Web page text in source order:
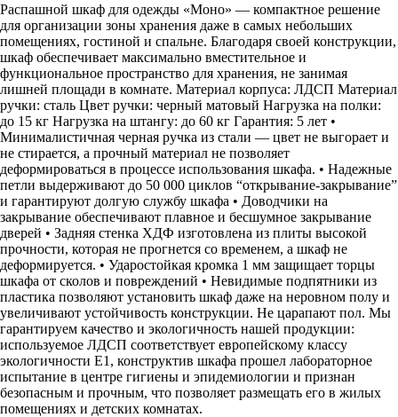
Распашной шкаф для одежды «Моно» — компактное решение
для организации зоны хранения даже в самых небольших
помещениях, гостиной и спальне. Благодаря своей конструкции,
шкаф обеспечивает максимально вместительное и
функциональное пространство для хранения, не занимая
лишней площади в комнате. Материал корпуса: ЛДСП Материал
ручки: сталь Цвет ручки: черный матовый Нагрузка на полки:
до 15 кг Нагрузка на штангу: до 60 кг Гарантия: 5 лет •
Минималистичная черная ручка из стали — цвет не выгорает и
не стирается, а прочный материал не позволяет
деформироваться в процессе использования шкафа. • Надежные
петли выдерживают до 50 000 циклов “открывание-закрывание”
и гарантируют долгую службу шкафа • Доводчики на
закрывание обеспечивают плавное и бесшумное закрывание
дверей • Задняя стенка ХДФ изготовлена из плиты высокой
прочности, которая не прогнется со временем, а шкаф не
деформируется. • Ударостойкая кромка 1 мм защищает торцы
шкафа от сколов и повреждений • Невидимые подпятники из
пластика позволяют установить шкаф даже на неровном полу и
увеличивают устойчивость конструкции. Не царапают пол. Мы
гарантируем качество и экологичность нашей продукции:
используемое ЛДСП соответствует европейскому классу
экологичности Е1, конструктив шкафа прошел лабораторное
испытание в центре гигиены и эпидемиологии и признан
безопасным и прочным, что позволяет размещать его в жилых
помещениях и детских комнатах.